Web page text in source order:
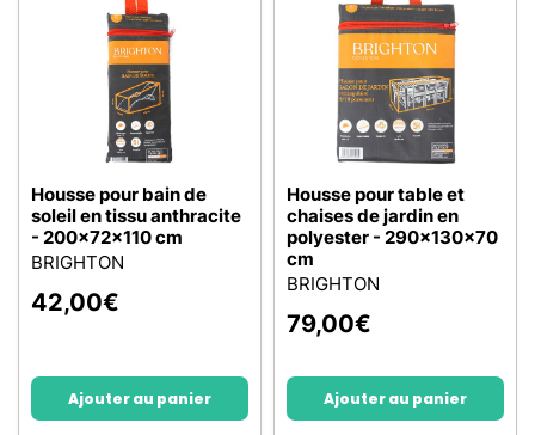
Housse pour bain de
soleil en tissu anthracite
- 200x72x110 cm
BRIGHTON
42,00€
Ajouter au panier
Housse pour table et
chaises de jardin en
polyester - 290x130x70
cm
BRIGHTON
79,00€
Ajouter au panier